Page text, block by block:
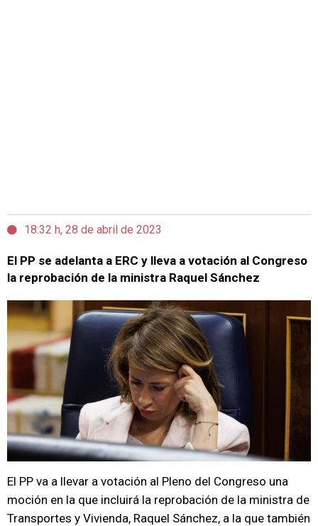
18:32 h, 28 de abril de 2023
El PP se adelanta a ERC y lleva a votación al Congreso
la reprobación de la ministra Raquel Sánchez
El PP va a llevar a votación al Pleno del Congreso una
moción en la que incluirá la reprobación de la ministra de
Transportes y Vivienda, Raquel Sánchez, a la que también